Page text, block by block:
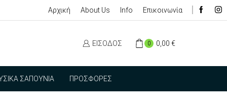
Αρχική About Us Info Επικοινωνία
ΕΊΣΟΔΟΣ 0 0,00 €
ΣΑΠΟΎΝΙΑ ΠΡΟΣΦΟΡΈΣ